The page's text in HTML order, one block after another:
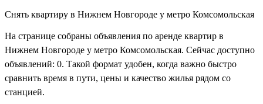
Снять квартиру в Нижнем Новгороде у метро Комсомольская
На странице собраны объявления по аренде квартир в
Нижнем Новгороде у метро Комсомольская. Сейчас доступно
объявлений: 0. Такой формат удобен, когда важно быстро
сравнить время в пути, цены и качество жилья рядом со
станцией.